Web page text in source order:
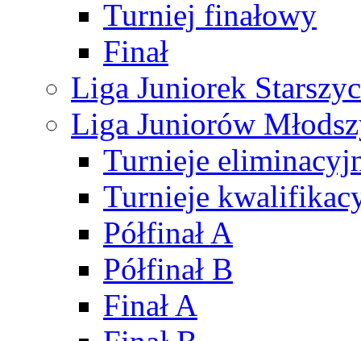
Turniej finałowy
Finał
Liga Juniorek
Liga Juniorów
Turnieje
Turnieje
Półfinał A
Półfinał B
Finał A